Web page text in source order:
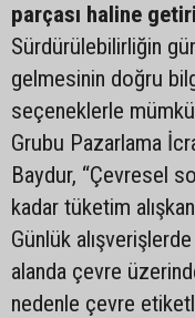
parçası haline
Sürdürülebilirliğin
gelmesinin doğru
seçeneklerle
Grubu Pazarlama
Baydur, “Çevresel
kadar tüketim
Günlük
alanda çevre
nedenle çevre